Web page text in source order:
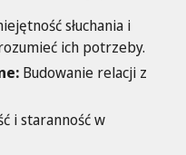
słuchania i
ich potrzeby.
Budowanie relacji z
i staranność w